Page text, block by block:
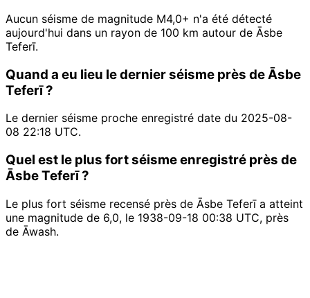
Aucun séisme de magnitude M4,0+ n'a été détecté
aujourd'hui dans un rayon de 100 km autour de Āsbe
Teferī.
Quand a eu lieu le dernier séisme près de Āsbe
Teferī ?
Le dernier séisme proche enregistré date du 2025-08-
08 22:18 UTC.
Quel est le plus fort séisme enregistré près de
Āsbe Teferī ?
Le plus fort séisme recensé près de Āsbe Teferī a atteint
une magnitude de 6,0, le 1938-09-18 00:38 UTC, près
de Āwash.